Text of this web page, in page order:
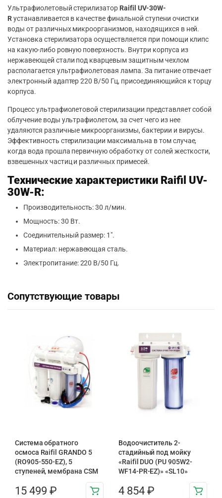
Ультрафиолетовый стерилизатор Raifil UV-30W-
Rустанавливается в качестве финальной ступени очистки
воды от различных микроорганизмов, находящихся в ней.
Установка стерилизатора осуществляется при помощи клипс
на какую-либо ровную поверхность. Внутри корпуса из
нержавеющей стали под кварцевым защитным чехлом
располагается ультрафиолетовая лампа. За питание отвечает
электронный адаптер 220 В/50 Гц, присоединяющийся к торцу
корпуса.
Процесс ультрафиолетовой стерилизации представляет собой
облучение воды ультрафиолетом, за счет чего из нее
удаляются различные микроорганизмы, бактерии и вирусы.
Эффективность стерилизации максимальна в том случае,
когда вода прошла первичную обработку от солей жесткости,
взвешенных частиц и различных примесей.
Технические характеристики Raifil UV-
30W-R:
Производительность: 30 л/мин.
Мощность: 30 Вт.
Соединительный размер: 1″.
Материал: нержавеющая сталь.
Электропитание: 220 В/50 Гц.
Сопутствующие товары
Система обратного
осмоса Raifil GRANDO 5
(RO905-550-EZ), 5
ступеней, мембрана CSM
15 499 ₽
Водоочиститель 2-
стадийный под мойку
«Raifil DUO (PU 905W2-
WF14-PR-EZ)» «SL10»
4 854 ₽